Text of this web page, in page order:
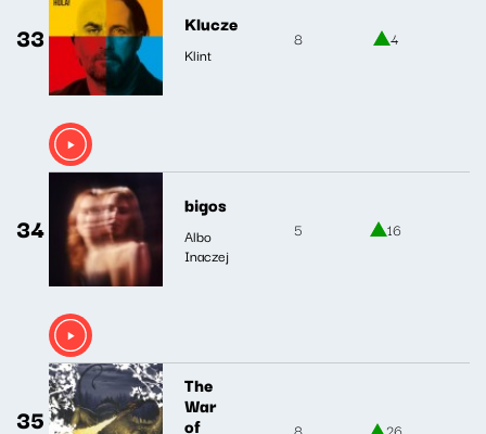
33 Klucze
Klint
8 4
34
bigos
Albo
Inaczej
5 16
35
The
War
of